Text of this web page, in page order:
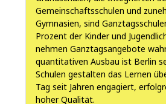
Gemeinschaftsschulen und
Gymnasien, sind
Prozent der Kinder und
nehmen Ganztagsangebote
quantitativen Ausbau ist Berlin
Schulen gestalten das Lernen
Tag seit Jahren engagiert,
hoher Qualität.